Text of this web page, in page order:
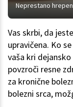
Neprestano
Vas skrbi, da
upravičena. Ko
vaša kri
povzroči resne
za kronične
bolezni srca,